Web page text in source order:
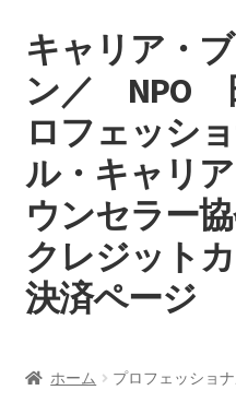
ナ
ゲ
ー
シ
ョ
ン
へ
ス
キ
ッ
コ
テ
ン
ツ
へ
ス
キ
ッ
プ
キャリア・
ン／ NPO
ロフェッシ
ル・キャリ
ウンセラー
クレジット
決済ページ
ホーム プロフェッショ